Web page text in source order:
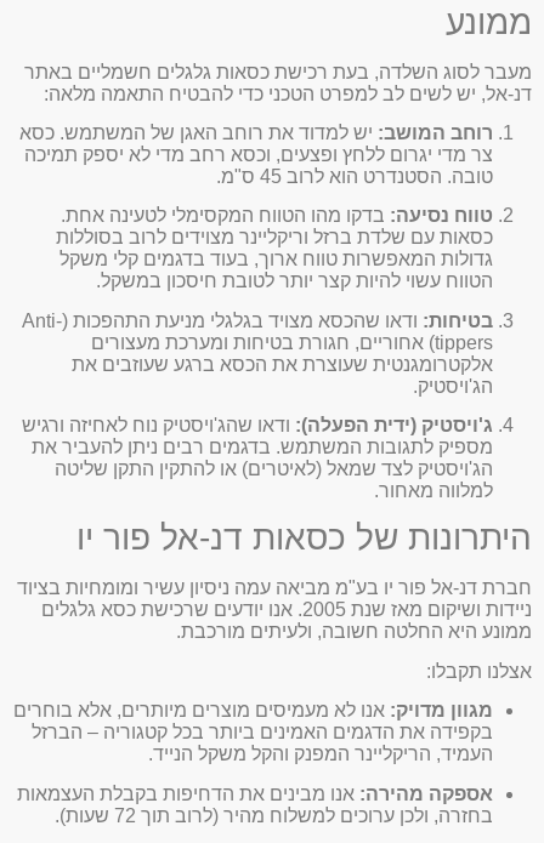
ממונע
מעבר לסוג השלדה, בעת רכישת כסאות גלגלים חשמליים באתר
דנ-אל, יש לשים לב למפרט הטכני כדי להבטיח התאמה מלאה:
רוחב המושב: יש למדוד את רוחב האגן של המשתמש. כסא
צר מדי יגרום ללחץ ופצעים, וכסא רחב מדי לא יספק תמיכה
טובה. הסטנדרט הוא לרוב 45 ס"מ.
טווח נסיעה: בדקו מהו הטווח המקסימלי לטעינה אחת.
כסאות עם שלדת ברזל וריקליינר מצוידים לרוב בסוללות
גדולות המאפשרות טווח ארוך, בעוד בדגמים קלי משקל
הטווח עשוי להיות קצר יותר לטובת חיסכון במשקל.
בטיחות:
ודאו שהכסא מצויד בגלגלי מניעת התהפכות (Anti-
tippers) אחוריים, חגורת בטיחות ומערכת מעצורים
אלקטרומגנטית שעוצרת את הכסא ברגע שעוזבים את
הג'ויסטיק.
ג'ויסטיק (ידית הפעלה): ודאו שהג'ויסטיק נוח לאחיזה ורגיש
מספיק לתגובות המשתמש. בדגמים רבים ניתן להעביר את
הג'ויסטיק לצד שמאל (לאיטרים) או להתקין התקן שליטה
למלווה מאחור.
היתרונות של כסאות דנ-אל פור יו
חברת דנ-אל פור יו בע"מ מביאה עמה ניסיון עשיר ומומחיות בציוד
ניידות ושיקום מאז שנת 2005. אנו יודעים שרכישת כסא גלגלים
ממונע היא החלטה חשובה, ולעיתים מורכבת.
אצלנו תקבלו:
מגוון מדויק: אנו לא מעמיסים מוצרים מיותרים, אלא בוחרים
בקפידה את הדגמים האמינים ביותר בכל קטגוריה – הברזל
העמיד, הריקליינר המפנק והקל משקל הנייד.
אספקה מהירה: אנו מבינים את הדחיפות בקבלת העצמאות
בחזרה, ולכן ערוכים למשלוח מהיר (לרוב תוך 72 שעות).